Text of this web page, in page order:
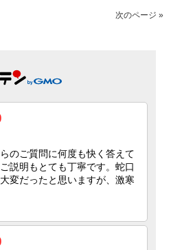
次のページ »